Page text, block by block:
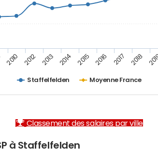
Staffelfelden Moyenne France
2010 2012 2013 2014 2015 2016 2017 2018
Classement des salaires par ville
à Staffelfelden